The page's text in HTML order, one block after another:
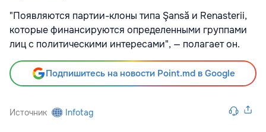
"Появляются партии-клоны типа Şansă и Renasterii,
которые финансируются определенными группами
лиц с политическими интересами", — полагает он.
Подпишитесь на новости Point.md в Google
Источник Infotag